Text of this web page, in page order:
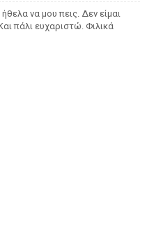
να μου πεις. Δεν είμαι
πάλι ευχαριστώ. Φιλικά